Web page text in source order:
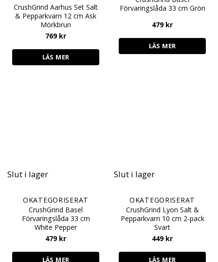
CrushGrind Aarhus Set Salt
& Pepparkvarn 12 cm Ask
Mörkbrun
769 kr
LÄS MER
Förvaringslåda 33 cm Grön
479 kr
LÄS MER
Slut i lager
OKATEGORISERAT
CrushGrind Basel
Förvaringslåda 33 cm
White Pepper
479 kr
LÄS MER
Slut i lager
OKATEGORISERAT
CrushGrind Lyon Salt &
Pepparkvarn 10 cm 2-pack
Svart
449 kr
LÄS MER